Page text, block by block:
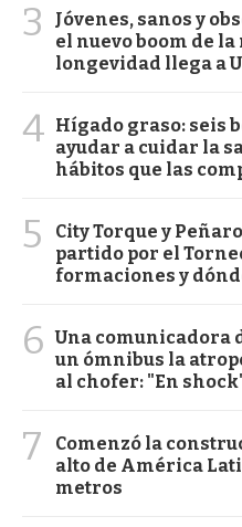
3
Jóvenes, sanos y
el nuevo boom de
longevidad llega a
4 Hígado graso: seis
ayudar a cuidar la
hábitos que las
5
City Torque y
partido por el
formaciones y
6 Una comunicadora
un ómnibus la
al chofer: "En
7
Comenzó la
alto de América
metros